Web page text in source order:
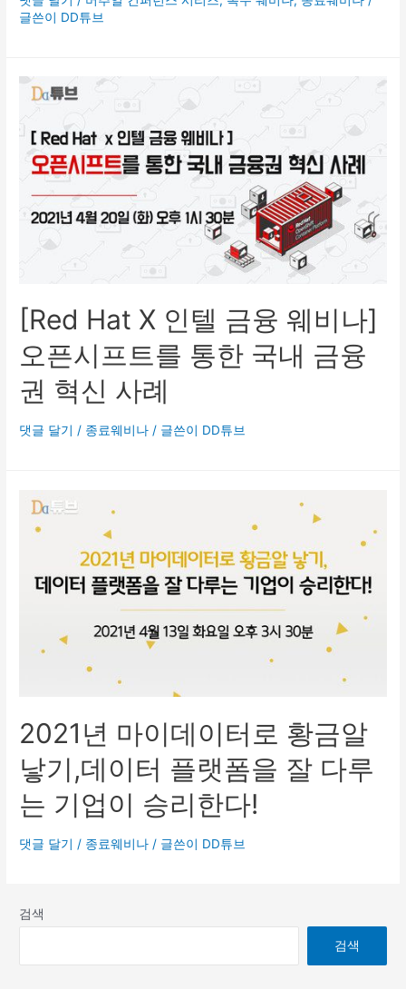
글쓴이 DD튜브
[Red Hat X 인텔 금융 웨비나]
오픈시프트를 통한 국내 금융
권 혁신 사례
댓글 달기 / 종료웨비나 / 글쓴이 DD튜브
2021년 마이데이터로 황금알
낳기,데이터 플랫폼을 잘 다루
는 기업이 승리한다!
댓글 달기 / 종료웨비나 / 글쓴이 DD튜브
검색
검색